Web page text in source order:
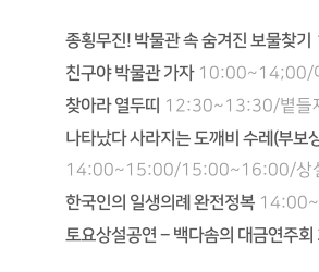
종횡무진! 박물관 속 숨겨진 보물찾기
친구야 박물관 가자 10:00~14;00/
찾아라 열두띠 12:30~13:30/볕들
나타났다 사라지는 도깨비 수레(부보
14:00~15:00/15:00~16:00/상
한국인의 일생의례 완전정복
토요상설공연 – 백다솜의 대금연주